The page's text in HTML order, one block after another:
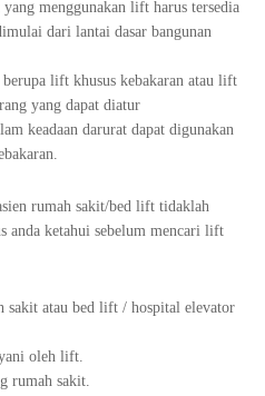
menggunakan lift harus tersedia
dari lantai dasar bangunan
lift khusus kebakaran atau lift
yang dapat diatur
keadaan darurat dapat digunakan
rumah sakit/bed lift tidaklah
anda ketahui sebelum mencari lift
sakit atau bed lift / hospital elevator
oleh lift.
rumah sakit.